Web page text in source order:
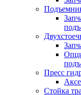
Пресс
Стойка